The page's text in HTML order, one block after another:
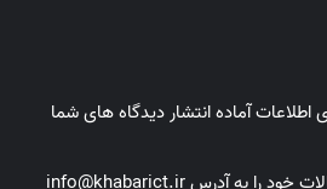
اطلاعات آماده انتشار دیدگاه های شما